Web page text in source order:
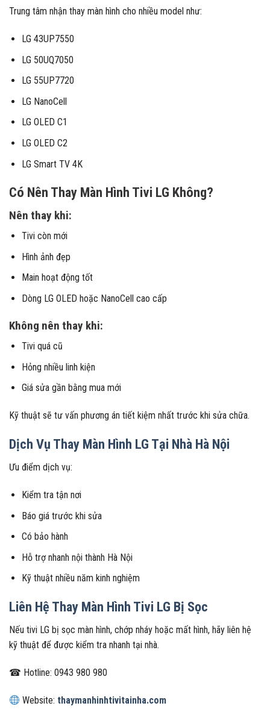
Trung tâm nhận thay màn hình cho nhiều model như:
LG 43UP7550
LG 50UQ7050
LG 55UP7720
LG NanoCell
LG OLED C1
LG OLED C2
LG Smart TV 4K
Có Nên Thay Màn Hình Tivi LG Không?
Nên thay khi:
Tivi còn mới
Hình ảnh đẹp
Main hoạt động tốt
Dòng LG OLED hoặc NanoCell cao cấp
Không nên thay khi:
Tivi quá cũ
Hỏng nhiều linh kiện
Giá sửa gần bằng mua mới
Kỹ thuật sẽ tư vấn phương án tiết kiệm nhất trước khi sửa chữa.
Dịch Vụ Thay Màn Hình LG Tại Nhà Hà Nội
Ưu điểm dịch vụ:
Kiểm tra tận nơi
Báo giá trước khi sửa
Có bảo hành
Hỗ trợ nhanh nội thành Hà Nội
Kỹ thuật nhiều năm kinh nghiệm
Liên Hệ Thay Màn Hình Tivi LG Bị Sọc
Nếu tivi LG bị sọc màn hình, chớp nháy hoặc mất hình, hãy liên hệ
kỹ thuật để được kiểm tra nhanh tại nhà.
☎ Hotline: 0943 980 980
Website: thaymanhinhtivitainha.com